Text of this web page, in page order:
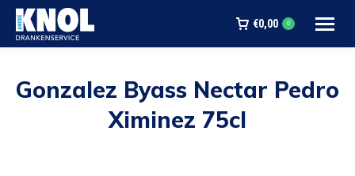
€0,00 0
Gonzalez Byass Nectar Pedro
Ximinez 75cl